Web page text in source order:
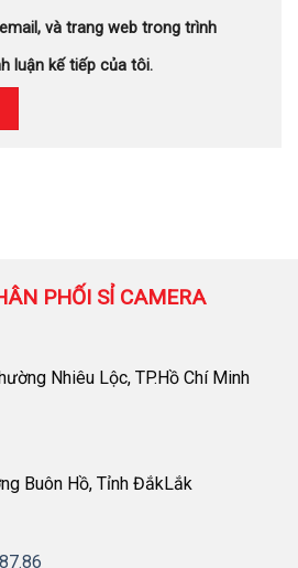
và trang web trong trình
luận kế tiếp của tôi.
PHỐI SỈ CAMERA
Nhiêu Lộc, TP.Hồ Chí Minh
Buôn Hồ, Tỉnh ĐắkLắk